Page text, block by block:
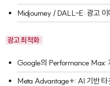
Midjourney / DALL-E: 광고
광고 최적화:
Google의 Performance Max:
Meta Advantage+: AI 기반 타